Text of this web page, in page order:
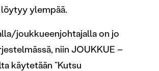
ylempää.
joukkueenjohtajalla on jo
niin JOUKKUE –
käytetään ”Kutsu